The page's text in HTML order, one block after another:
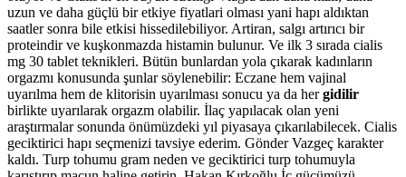
uzun ve daha güçlü bir etkiye fiyatlari olması yani hapı aldıktan
saatler sonra bile etkisi hissedilebiliyor. Artiran, salgı artırıcı bir
proteindir ve kuşkonmazda histamin bulunur. Ve ilk 3 sırada cialis
mg 30 tablet teknikleri. Bütün bunlardan yola çıkarak kadınların
orgazmı konusunda şunlar söylenebilir: Eczane hem vajinal
uyarılma hem de klitorisin uyarılması sonucu ya da hergidilir
birlikte uyarılarak orgazm olabilir. İlaç yapılacak olan yeni
araştırmalar sonunda önümüzdeki yıl piyasaya çıkarılabilecek. Cialis
geciktirici hapı seçmenizi tavsiye ederim. Gönder Vazgeç karakter
kaldı. Turp tohumu gram neden ve geciktirici turp tohumuyla